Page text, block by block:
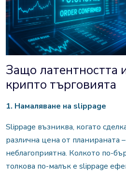
Защо латентността
крипто търговията
1. Намаляване на slippage
Slippage възниква, когато
различна цена от планираната
неблагоприятна. Колкото по-
толкова по-малък е slippage